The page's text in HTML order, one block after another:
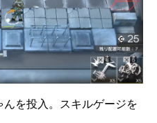
を投入。スキルゲージを